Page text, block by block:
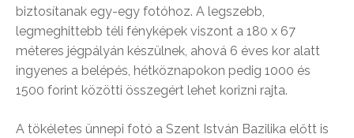
biztosítanak egy-egy fotóhoz. A legszebb,
legmeghittebb téli fényképek viszont a 180 x 67
méteres jégpályán készülnek, ahová 6 éves kor alatt
ingyenes a belépés, hétköznapokon pedig 1000 és
1500 forint közötti összegért lehet korizni rajta.
A tökéletes ünnepi fotó a Szent István Bazilika előtt is